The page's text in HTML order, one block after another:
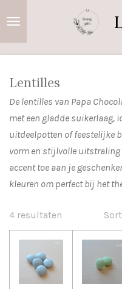
hoofdinhoud
Lentilles
De lentilles van Papa
met een gladde suikerlaag,
uitdeelpotten of feestelijke
vorm en stijlvolle uitstraling
accent toe aan je
kleuren om perfect bij het
4 resultaten